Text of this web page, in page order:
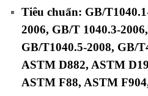
Tiêu chuẩn: GB/
2006, GB/T 1040.3-
GB/T1040.5-2008, GB/
ASTM D882, ASTM
ASTM F88, ASTM